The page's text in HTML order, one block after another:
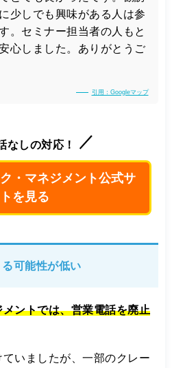
少しでも興味がある人は参
。セミナー担当者の人もと
心しました。ありがとうご
引用：Googleマップ
なしの対応！
・マネジメント公式サ
を見る
可能性が低い
ントでは、営業電話を廃止
いましたが、一部のクレー